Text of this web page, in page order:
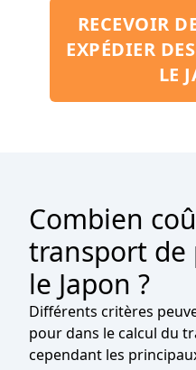
RECEVOIR
EXPÉDIER
LE
Combien
transport de
le Japon ?
Différents critères
pour dans le calcul du
cependant les